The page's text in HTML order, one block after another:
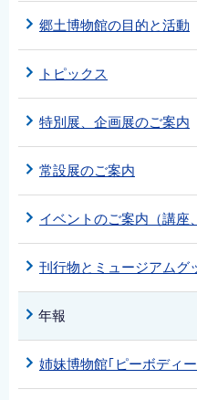
郷土博物館の目的と活動
トピックス
特別展、企画展のご案内
常設展のご案内
イベントのご案内（講座
刊行物とミュージアムグ
年報
姉妹博物館｢ピーボディ